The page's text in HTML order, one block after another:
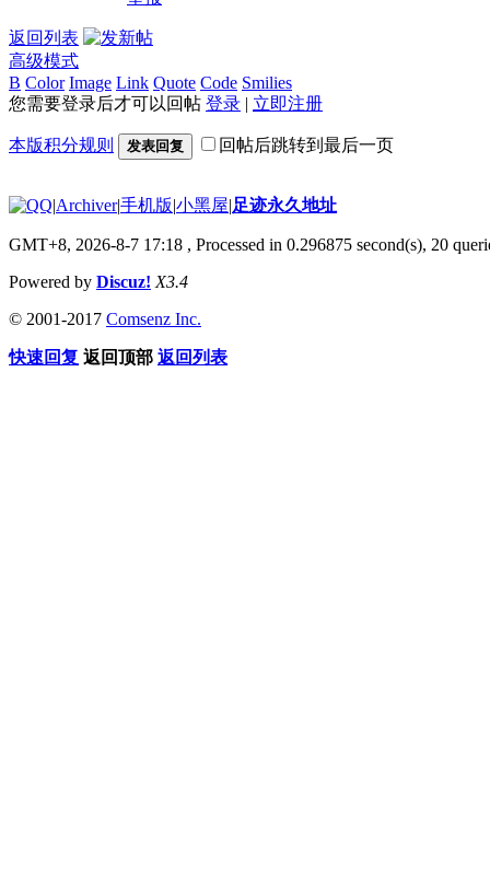
返回列表
高级模式
B Color Image Link Quote Code Smilies
您需要登录后才可以回帖 登录 | 立即注册
本版积分规则 发表回复 回帖后跳转到最后一页
|Archiver|手机版|小黑屋|足迹永久地址
GMT+8, 2026-8-7 17:18 , Processed in 0.296875 second(s), 20
Powered by Discuz! X3.4
© 2001-2017 Comsenz Inc.
快速回复 返回顶部 返回列表